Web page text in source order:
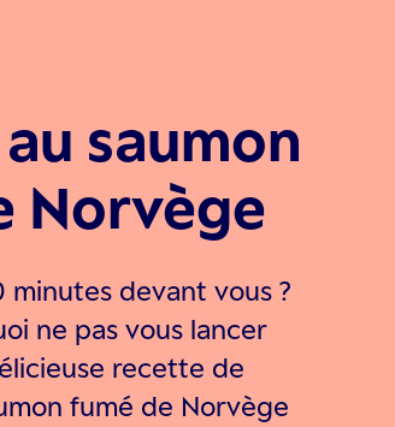
saumon
Norvège
minutes devant vous ?
ne pas vous lancer
recette de
fumé de Norvège